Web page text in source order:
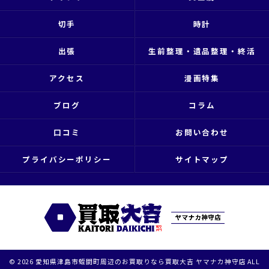
切手 時計
出張 生前整理・遺品整理・終活
アクセス 漫画特集
ブログ コラム
口コミ お問い合わせ
プライバシーポリシー サイトマップ
© 2026 愛知県津島市蛭間町周辺のお買取りなら買取大吉 ヤマナカ神守店 ALL